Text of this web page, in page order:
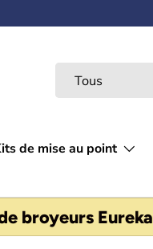
Tous
de mise au point
broyeurs Eureka